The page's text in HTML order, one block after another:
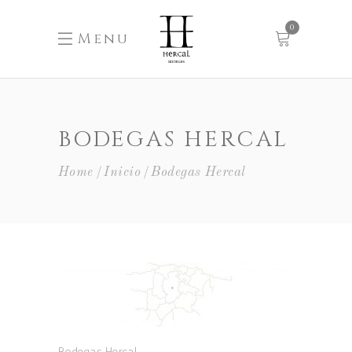
Menu
0
BODEGAS HERCAL
Home Inicio Bodegas Hercal